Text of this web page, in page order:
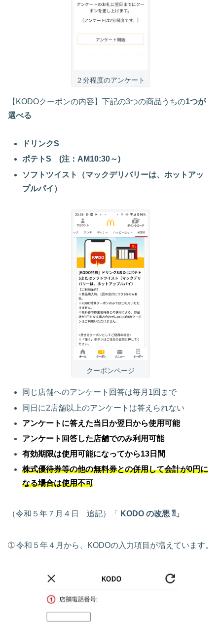
２分程度のアンケート
【KODOクーポンの内容】下記の3つの商品うちの1つが
選べる
ドリンクS
ポテトS (注：AM10:30～)
ソフトツイスト（マックデリバリーは、ホットアッ
プルパイ）
クーポンページ
同じ店舗へのアンケート回答は毎月1回まで
同日に2店舗以上のアンケートは答えられない
アンケートに答えた当日か翌日から使用可能
アンケート回答した店舗でのみ利用可能
有効期限は使用可能になってから13日間
株式優待券等の他の無料券との併用して会計が0円に
なる場合は使用不可
（令和５年７月４日 追記）「 KODO の改悪 ⁈」
➀ 令和５年４月から、KODOの入力項目が増えています。